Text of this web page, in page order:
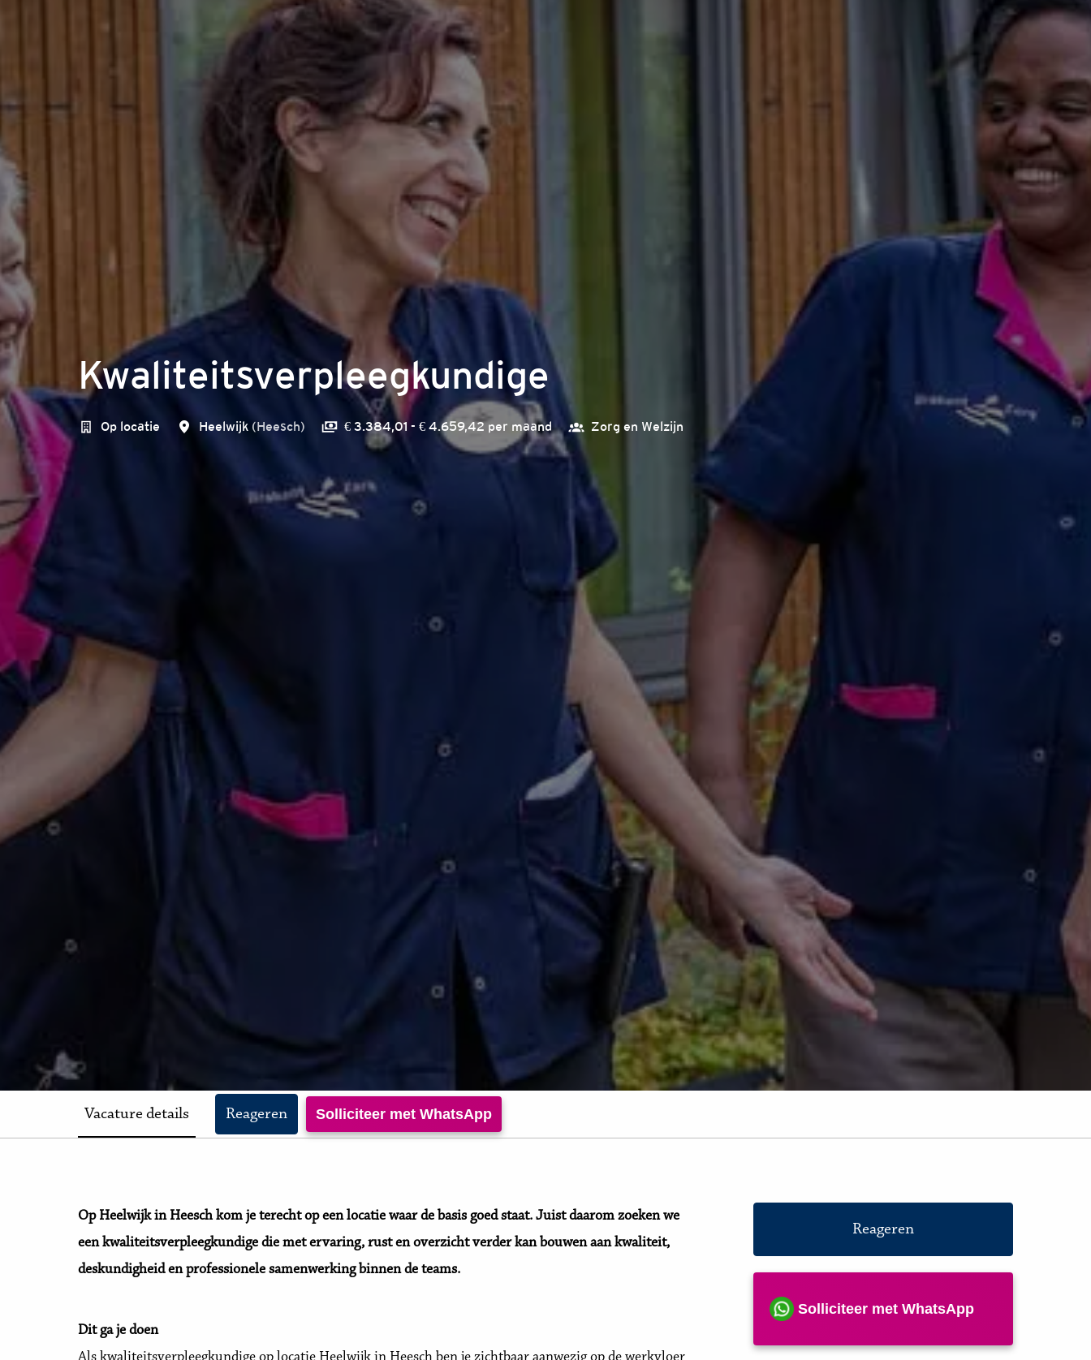
Kwaliteitsverpleegkundige
Op locatie Heelwijk (Heesch) € 3.384,01 - € 4.659,42 per maand Zorg en Welzijn
Vacature details Reageren Solliciteer met WhatsApp
Op Heelwijk in Heesch kom je terecht op een locatie waar de basis goed staat. Juist daarom zoeken we
een kwaliteitsverpleegkundige die met ervaring, rust en overzicht verder kan bouwen aan kwaliteit,
deskundigheid en professionele samenwerking binnen de teams.
Dit ga je doen
Reageren
Solliciteer met WhatsApp